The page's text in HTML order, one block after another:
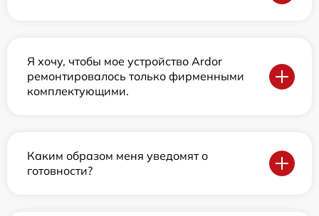
Я хочу, чтобы мое устройство Ardor
ремонтировалось только фирменными
комплектующими.
Каким образом меня уведомят о
готовности?